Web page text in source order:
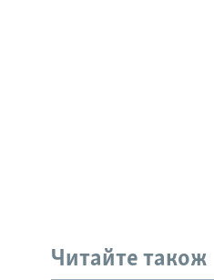
Читайте також